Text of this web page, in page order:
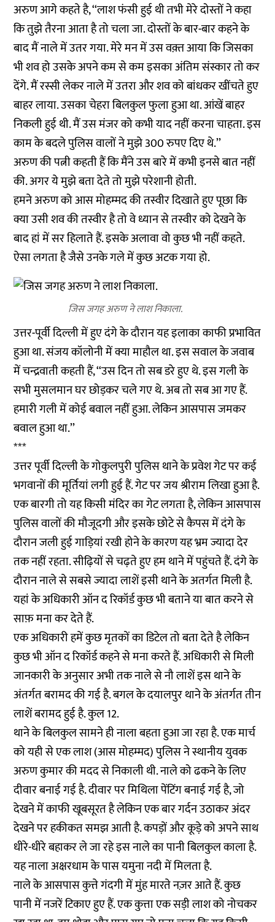
अरुण आगे कहते है, ‘‘लाश फंसी हुई थी तभी मेरे दोस्तों ने कहा
कि तुझे तैरना आता है तो चला जा. दोस्तों के बार-बार कहने के
बाद मैं नाले में उतर गया. मेरे मन में उस वक़्त आया कि जिसका
भी शव हो उसके अपने कम से कम इसका अंतिम संस्कार तो कर
देंगे. मैं रस्सी लेकर नाले में उतरा और शव को बांधकर खींचते हुए
बाहर लाया. उसका चेहरा बिलकुल फुला हुआ था. आंखें बाहर
निकली हुई थी. मैं उस मंजर को कभी याद नहीं करना चाहता. इस
काम के बदले पुलिस वालों ने मुझे 300 रुपए दिए थे.’’
अरुण की पत्नी कहती हैं कि मैंने उस बारे में कभी इनसे बात नहीं
की. अगर ये मुझे बता देते तो मुझे परेशानी होती.
हमने अरुण को आस मोहम्मद की तस्वीर दिखाते हुए पूछा कि
क्या उसी शव की तस्वीर है तो वे ध्यान से तस्वीर को देखने के
बाद हां में सर हिलाते हैं. इसके अलावा वो कुछ भी नहीं कहते.
ऐसा लगता है जैसे उनके गले में कुछ अटक गया हो.
जिस जगह अरुण ने लाश निकाला.
उत्तर-पूर्वी दिल्ली में हुए दंगे के दौरान यह इलाका काफी प्रभावित
हुआ था. संजय कॉलोनी में क्या माहौल था. इस सवाल के जवाब
में चन्द्रवाती कहती हैं, ‘‘उस दिन तो सब डरे हुए थे. इस गली के
सभी मुसलमान घर छोड़कर चले गए थे. अब तो सब आ गए हैं.
हमारी गली में कोई बवाल नहीं हुआ. लेकिन आसपास जमकर
बवाल हुआ था.’’
***
उत्तर पूर्वी दिल्ली के गोकुलपुरी पुलिस थाने के प्रवेश गेट पर कई
भगवानों की मूर्तियां लगी हुई हैं. गेट पर जय श्रीराम लिखा हुआ है.
एक बारगी तो यह किसी मंदिर का गेट लगता है, लेकिन आसपास
पुलिस वालों की मौजूदगी और इसके छोटे से कैपस में दंगे के
दौरान जली हुई गाड़ियां रखी होने के कारण यह भ्रम ज्यादा देर
तक नहीं रहता. सीढ़ियों से चढ़ते हुए हम थाने में पहुंचते हैं. दंगे के
दौरान नाले से सबसे ज्यादा लाशें इसी थाने के अतर्गत मिली है.
यहां के अधिकारी ऑन द रिकॉर्ड कुछ भी बताने या बात करने से
साफ़ मना कर देते हैं.
एक अधिकारी हमें कुछ मृतकों का डिटेल तो बता देते है लेकिन
कुछ भी ऑन द रिकॉर्ड कहने से मना करते हैं. अधिकारी से मिली
जानकारी के अनुसार अभी तक नाले से नौ लाशें इस थाने के
अंतर्गत बरामद की गई है. बगल के दयालपुर थाने के अंतर्गत तीन
लाशें बरामद हुई है. कुल 12.
थाने के बिलकुल सामने ही नाला बहता हुआ जा रहा है. एक मार्च
को यही से एक लाश (आस मोहम्मद) पुलिस ने स्थानीय युवक
अरुण कुमार की मदद से निकाली थी. नाले को ढकने के लिए
दीवार बनाई गई है. दीवार पर मिथिला पेंटिंग बनाई गई है, जो
देखने में काफी खूबसूरत है लेकिन एक बार गर्दन उठाकर अंदर
देखने पर हकीकत समझ आती है. कपड़ों और कूड़े को अपने साथ
धीरे-धीरे बहाकर ले जा रहे इस नाले का पानी बिलकुल काला है.
यह नाला अक्षरधाम के पास यमुना नदी में मिलता है.
नाले के आसपास कुत्ते गंदगी में मुंह मारते नज़र आते हैं. कुछ
पानी में नजरें टिकाए हुए हैं. एक कुत्ता एक सड़ी लाश को नोचकर